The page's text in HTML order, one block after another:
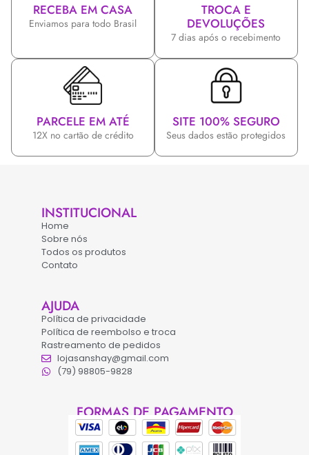
RECEBA EM CASA
Enviamos para todo Brasil
TROCA E
DEVOLUÇÕES
7 dias após o recebimento
PARCELE EM ATÉ
12X no cartão de crédito
SITE 100% SEGURO
Seus dados estão protegidos
INSTITUCIONAL
Home
Sobre nós
Todos os produtos
Contato
AJUDA
Política de privacidade
Política de reembolso e troca
Rastreamento de pedidos
lojasanshay@gmail.com
(79) 98805-9828
FORMAS DE PAGAMENTO